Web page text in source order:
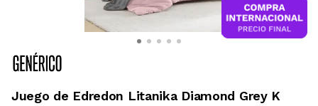
Juego de Edredon Litanika Diamond Grey K